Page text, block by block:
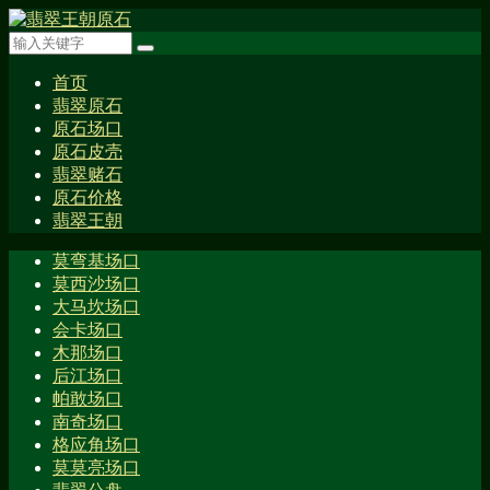
首页
翡翠原石
原石场口
原石皮壳
翡翠赌石
原石价格
翡翠王朝
莫弯基场口
莫西沙场口
大马坎场口
会卡场口
木那场口
后江场口
帕敢场口
南奇场口
格应角场口
莫莫亮场口